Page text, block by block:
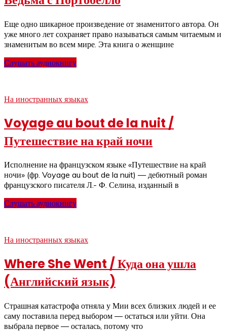
Еще одно шикарное произведение от знаменитого автора. Он
уже много лет сохраняет право называться самым читаемым и
знаменитым во всем мире. Эта книга о женщине
Слушать аудиокнигу
На иностранных языках
Voyage au bout de la nuit /
Путешествие на край ночи
Исполнение на французском языке «Путешествие на край
ночи» (фр. Voyage au bout de la nuit) — дебютный роман
французского писателя Л.- Ф. Селина, изданный в
Слушать аудиокнигу
На иностранных языках
Where She Went / Куда она ушла
(Английский язык)
Страшная катастрофа отняла у Мии всех близких людей и ее
саму поставила перед выбором — остаться или уйти. Она
выбрала первое — осталась, потому что